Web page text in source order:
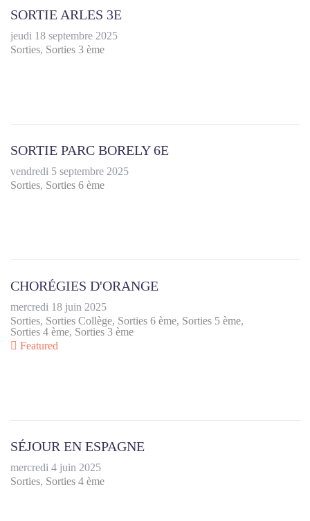
SORTIE ARLES 3E
jeudi 18 septembre 2025
Sorties Sorties 3 ème
SORTIE PARC BORELY 6E
vendredi 5 septembre 2025
Sorties Sorties 6 ème
CHORÉGIES D'ORANGE
mercredi 18 juin 2025
Sorties Sorties Collège Sorties 6 ème Sorties 5 ème
Sorties 4 ème Sorties 3 ème
Featured
SÉJOUR EN ESPAGNE
mercredi 4 juin 2025
Sorties Sorties 4 ème